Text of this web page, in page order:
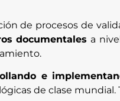
de procesos de
documentales a
e
de clase mundial.